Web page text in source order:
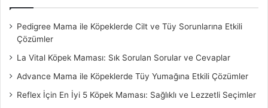
Pedigree Mama ile Köpeklerde Cilt ve Tüy Sorunlarına Etkili
Çözümler
La Vital Köpek Maması: Sık Sorulan Sorular ve Cevaplar
Advance Mama ile Köpeklerde Tüy Yumağına Etkili Çözümler
Reflex İçin En İyi 5 Köpek Maması: Sağlıklı ve Lezzetli Seçimler